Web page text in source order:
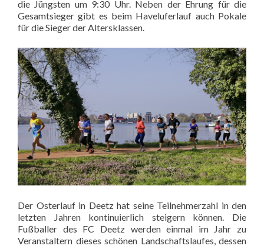
die Jüngsten um 9:30 Uhr. Neben der Ehrung für die
Gesamtsieger gibt es beim Haveluferlauf auch Pokale
für die Sieger der Altersklassen.
Der Osterlauf in Deetz hat seine Teilnehmerzahl in den
letzten Jahren kontinuierlich steigern können. Die
Fußballer des FC Deetz werden einmal im Jahr zu
Veranstaltern dieses schönen Landschaftslaufes, dessen